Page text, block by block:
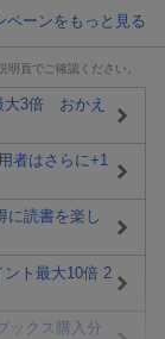
ペーンをもっと見る
頁でご確認ください。
大3倍 おかえ
者はさらに+1
に読書を楽し
ト最大10倍 2
ックス購入分